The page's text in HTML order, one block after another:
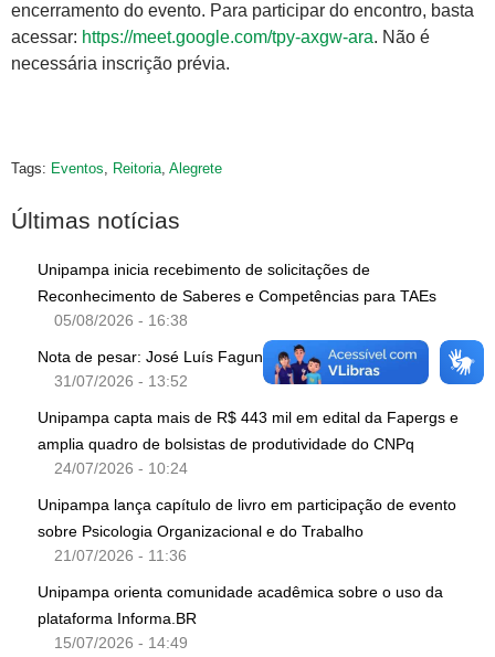
encerramento do evento. Para participar do encontro, basta
acessar: https://meet.google.com/tpy-axgw-ara. Não é
necessária inscrição prévia.
Tags: Eventos, Reitoria, Alegrete
Últimas notícias
Unipampa inicia recebimento de solicitações de
Reconhecimento de Saberes e Competências para TAEs
05/08/2026 - 16:38
Nota de pesar: José Luís Fagundes Teixeira
31/07/2026 - 13:52
Unipampa capta mais de R$ 443 mil em edital da Fapergs e
amplia quadro de bolsistas de produtividade do CNPq
24/07/2026 - 10:24
Unipampa lança capítulo de livro em participação de evento
sobre Psicologia Organizacional e do Trabalho
21/07/2026 - 11:36
Unipampa orienta comunidade acadêmica sobre o uso da
plataforma Informa.BR
15/07/2026 - 14:49